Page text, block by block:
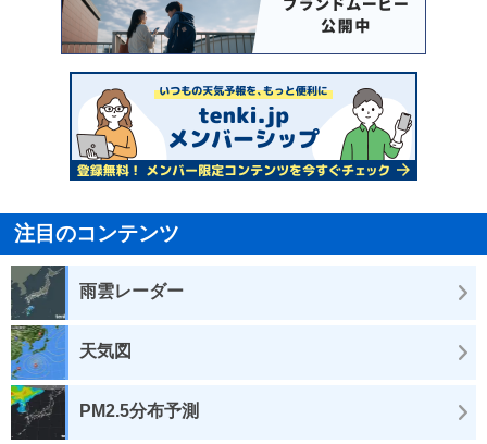
注目のコンテンツ
雨雲レーダー
天気図
PM2.5分布予測